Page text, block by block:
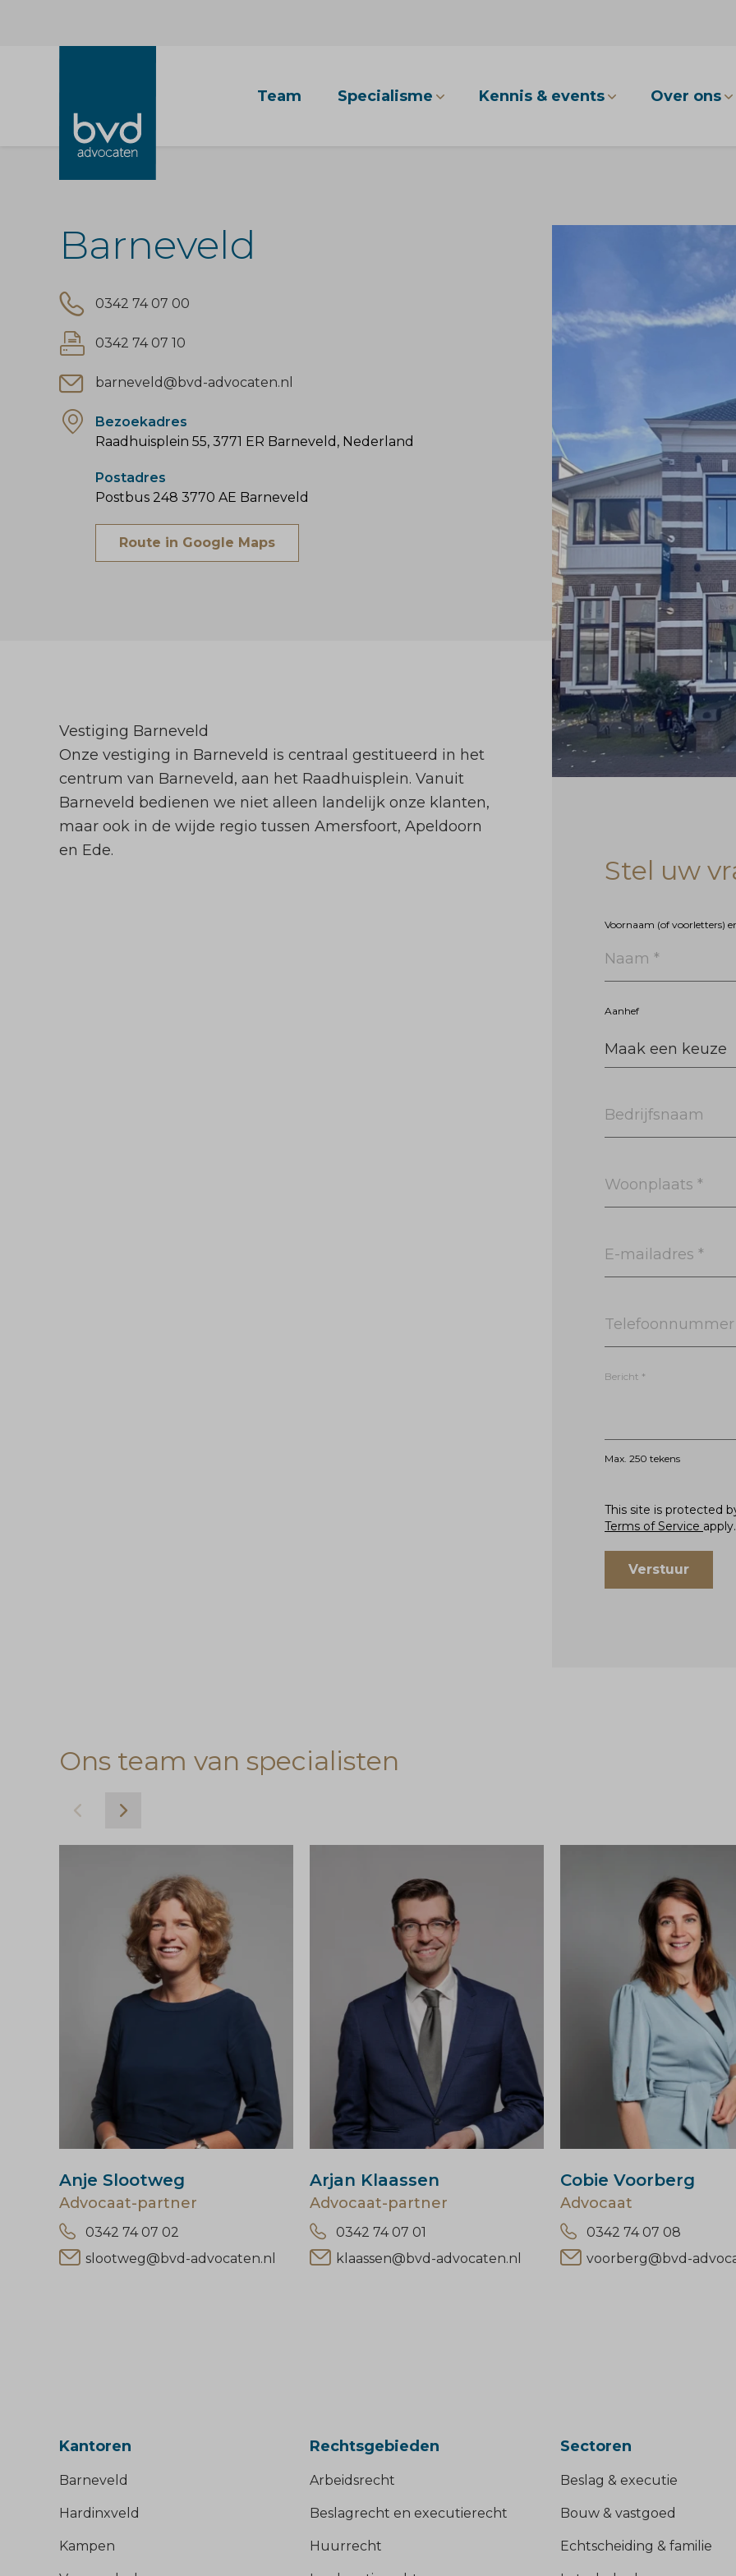
Team Specialisme Kennis & events Over ons
Barneveld
0342 74 07 00
0342 74 07 10
barneveld@bvd-advocaten.nl
Bezoekadres
Raadhuisplein 55, 3771 ER Barneveld, Nederland
Postadres
Postbus 248 3770 AE Barneveld
Route in Google Maps
Vestiging Barneveld
Onze vestiging in Barneveld is centraal gestitueerd in het
centrum van Barneveld, aan het Raadhuisplein. Vanuit
Barneveld bedienen we niet alleen landelijk onze klanten,
maar ook in de wijde regio tussen Amersfoort, Apeldoorn
en Ede.
Stel uw
Voornaam (of voorletters)
Naam *
Aanhef
Bedrijfsnaam
Woonplaats *
E-mailadres *
Bericht *
Max. 250 tekens
This site is protected
Terms of Service apply.
Verstuur
Ons team van specialisten
Previous
Anje Slootweg
Advocaat-partner
0342 74 07 02
slootweg@bvd-advocaten.nl
Arjan Klaassen
Advocaat-partner
0342 74 07 01
klaassen@bvd-advocaten.nl
Cobie Voorberg
Advocaat
0342 74 07 08
voorberg@bvd-
Next
Kantoren
Barneveld
Hardinxveld
Kampen
Rechtsgebieden
Arbeidsrecht
Beslagrecht en executierecht
Huurrecht
Sectoren
Beslag & executie
Bouw & vastgoed
Echtscheiding & familie